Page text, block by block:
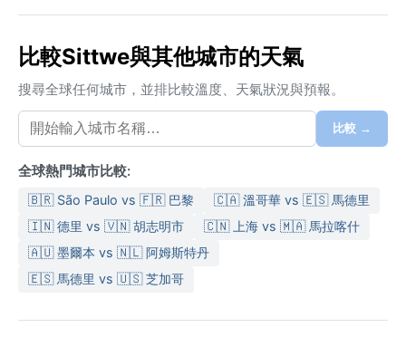
比較Sittwe與其他城市的天氣
搜尋全球任何城市，並排比較溫度、天氣狀況與預報。
比較 →
全球熱門城市比較:
🇧🇷 São Paulo vs 🇫🇷 巴黎
🇨🇦 溫哥華 vs 🇪🇸 馬德里
🇮🇳 德里 vs 🇻🇳 胡志明市
🇨🇳 上海 vs 🇲🇦 馬拉喀什
🇦🇺 墨爾本 vs 🇳🇱 阿姆斯特丹
🇪🇸 馬德里 vs 🇺🇸 芝加哥